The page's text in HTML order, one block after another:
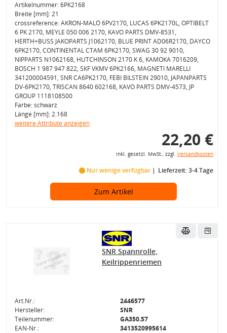
Artikelnummer: 6PK2168
Breite [mm]: 21
crossreference: AKRON-MALÒ 6PV2170, LUCAS 6PK2170L, OPTIBELT
6 PK 2170, MEYLE 050 006 2170, KAVO PARTS DMV-8531,
HERTH+BUSS JAKOPARTS J1062170, BLUE PRINT AD06R2170, DAYCO
6PK2170, CONTINENTAL CTAM 6PK2170, SWAG 30 92 9010,
NIPPARTS N1062168, HUTCHINSON 2170 K 6, KAMOKA 7016209,
BOSCH 1 987 947 822, SKF VKMV 6PK2166, MAGNETI MARELLI
341200004591, SNR CA6PK2170, FEBI BILSTEIN 29010, JAPANPARTS
DV-6PK2170, TRISCAN 8640 602168, KAVO PARTS DMV-4573, JP
GROUP 1118108500
Farbe: schwarz
Länge [mm]: 2.168
weitere Attribute anzeigen
22,20 €
inkl. gesetzl. MwSt., zzgl. Versandkosten
Nur wenige verfügbar Lieferzeit: 3-4 Tage
Zum Artikel
SNR Spannrolle,
Keilrippenriemen
Art.Nr.:
2446577
Hersteller:
SNR
Teilenummer:
GA350.57
EAN-Nr.:
3413520995614